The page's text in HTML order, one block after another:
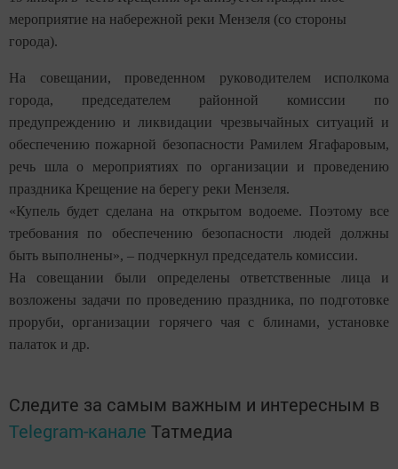
мероприятие на набережной реки Мензеля (со стороны
города).
На совещании, проведенном руководителем исполкома
города, председателем районной комиссии по
предупреждению и ликвидации чрезвычайных ситуаций и
обеспечению пожарной безопасности Рамилем Ягафаровым,
речь шла о мероприятиях по организации и проведению
праздника Крещение на берегу реки Мензеля.
«Купель будет сделана на открытом водоеме. Поэтому все
требования по обеспечению безопасности людей должны
быть выполнены», – подчеркнул председатель комиссии.
На совещании были определены ответственные лица и
возложены задачи по проведению праздника, по подготовке
проруби, организации горячего чая с блинами, установке
палаток и др.
Следите за самым важным и интересным в
Telegram-канале Татмедиа